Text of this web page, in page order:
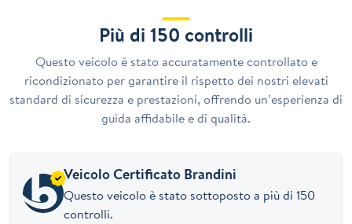
Più di 150 controlli
Questo veicolo è stato accuratamente controllato e
ricondizionato per garantire il rispetto dei nostri elevati
standard di sicurezza e prestazioni, offrendo un’esperienza di
guida affidabile e di qualità.
Veicolo Certificato Brandini
Questo veicolo è stato sottoposto a più di 150
controlli.